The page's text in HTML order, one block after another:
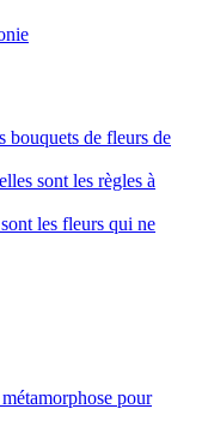
bouquets de fleurs de
sont les règles à
les fleurs qui ne
pour